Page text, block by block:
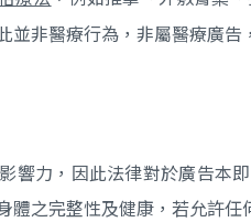
並非醫療行為，非屬醫療廣
響力，因此法律對於廣告本
體之完整性及健康，若允許